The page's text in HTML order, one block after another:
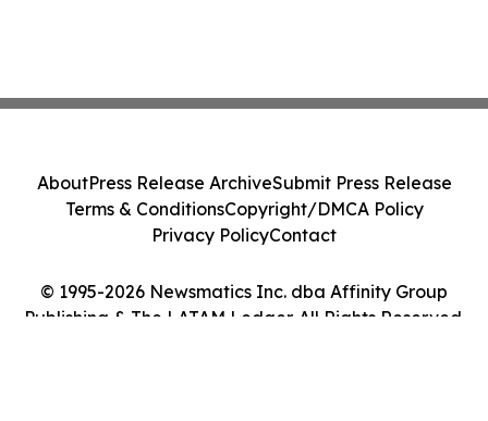
© 1995-2026 Newsmatics Inc. dba Affinity Group
Publishing & The LATAM Ledger. All Rights Reserved.
AboutPress Release ArchiveSubmit Press Release
Terms & ConditionsCopyright/DMCA Policy
Privacy PolicyContact